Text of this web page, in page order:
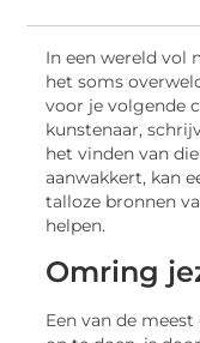
In een wereld vol
het soms
voor je volgende
kunstenaar,
het vinden van
aanwakkert, kan
talloze bronnen
helpen.
Omring
Een van de